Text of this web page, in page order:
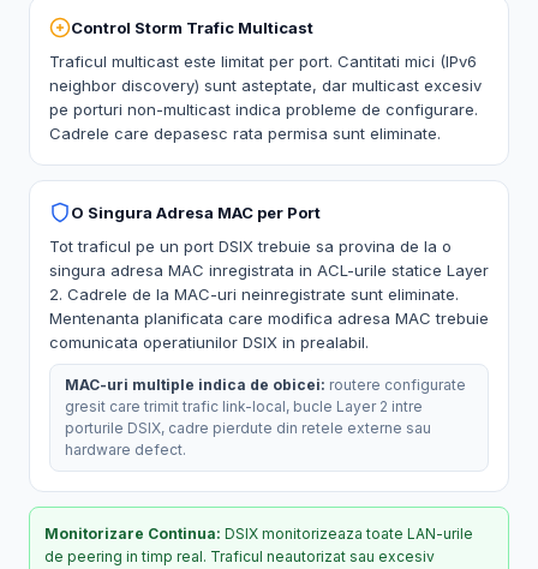
Control Storm Trafic Multicast
Traficul multicast este limitat per port. Cantitati mici (IPv6
neighbor discovery) sunt asteptate, dar multicast excesiv
pe porturi non-multicast indica probleme de configurare.
Cadrele care depasesc rata permisa sunt eliminate.
O Singura Adresa MAC per Port
Tot traficul pe un port DSIX trebuie sa provina de la o
singura adresa MAC inregistrata in ACL-urile statice Layer
2. Cadrele de la MAC-uri neinregistrate sunt eliminate.
Mentenanta planificata care modifica adresa MAC trebuie
comunicata operatiunilor DSIX in prealabil.
MAC-uri multiple indica de obicei: routere configurate
gresit care trimit trafic link-local, bucle Layer 2 intre
porturile DSIX, cadre pierdute din retele externe sau
hardware defect.
Monitorizare Continua: DSIX monitorizeaza toate LAN-urile
de peering in timp real. Traficul neautorizat sau excesiv